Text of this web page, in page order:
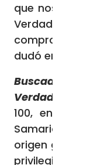
que nos
Verdad
dudó en
Buscador
Verdad
100, en la
Samaria.
origen
privilegiada